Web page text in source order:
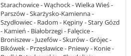
Starachowice - Wąchock - Wielka Wieś -
Parszów - Skarżysko-Kamienna -
Szydłowiec - Radom - Kępiny - Stary Gózd
- Kamień - Białobrzegi - Falęcice -
Broniszew - Juzefów - Skurów - Grójec -
Bikówek - Przęsławice - Pniewy - Konie -